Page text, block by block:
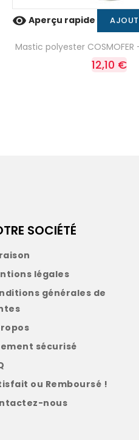
 Aperçu rapide
Mastic polyester
12,10 €
SOCIÉTÉ
légales
générales de
sécurisé
ou Remboursé !
nous